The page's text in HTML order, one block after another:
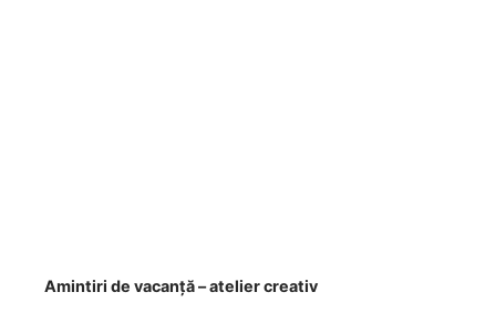
Amintiri de vacanță – atelier creativ